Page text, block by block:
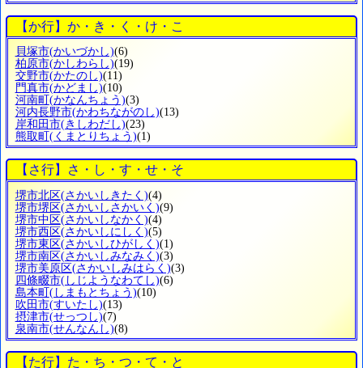
【か行】か・き・く・け・こ
貝塚市(かいづかし)(6)
柏原市(かしわらし)(19)
交野市(かたのし)(11)
門真市(かどまし)(10)
河南町 (かなんちょう)(3)
河内長野市(かわちながのし)(13)
岸和田市(きしわだし)(23)
熊取町 (くまとりちょう)(1)
【さ行】さ・し・す・せ・そ
堺市北区(さかいしきたく)(4)
堺市堺区(さかいしさかいく)(9)
堺市中区(さかいしなかく)(4)
堺市西区(さかいしにしく)(5)
堺市東区(さかいしひがしく)(1)
堺市南区(さかいしみなみく)(3)
堺市美原区(さかいしみはらく)(3)
四條畷市(しじようなわてし)(6)
島本町 (しまもとちょう)(10)
吹田市(すいたし)(13)
摂津市(せっつし)(7)
泉南市(せんなんし)(8)
【た行】た・ち・つ・て・と